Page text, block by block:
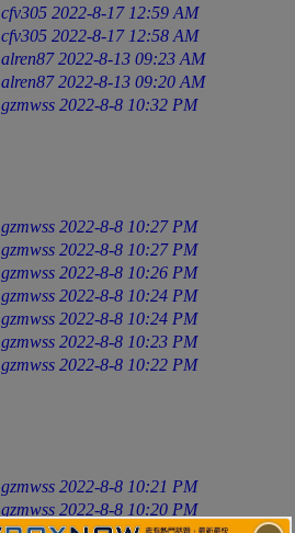
cfv305 2022-8-17 12:59 AM
cfv305 2022-8-17 12:58 AM
alren87 2022-8-13 09:23 AM
alren87 2022-8-13 09:20 AM
gzmwss 2022-8-8 10:32 PM
gzmwss 2022-8-8 10:27 PM
gzmwss 2022-8-8 10:27 PM
gzmwss 2022-8-8 10:26 PM
gzmwss 2022-8-8 10:24 PM
gzmwss 2022-8-8 10:24 PM
gzmwss 2022-8-8 10:23 PM
gzmwss 2022-8-8 10:22 PM
gzmwss 2022-8-8 10:21 PM
gzmwss 2022-8-8 10:20 PM